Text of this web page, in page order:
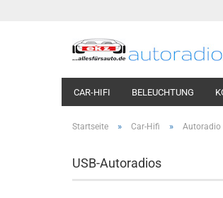
CAR-HIFI BELEUCHTUNG
Startseite » Car-Hifi » Autoradio
USB-Autoradios